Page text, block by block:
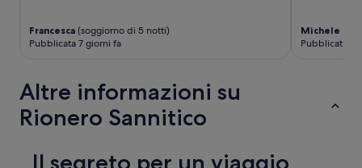
Francesca (soggiorno di 5 notti)
Pubblicata 7 giorni fa
Michele
Pubblicata
Altre informazioni su
Rionero Sannitico